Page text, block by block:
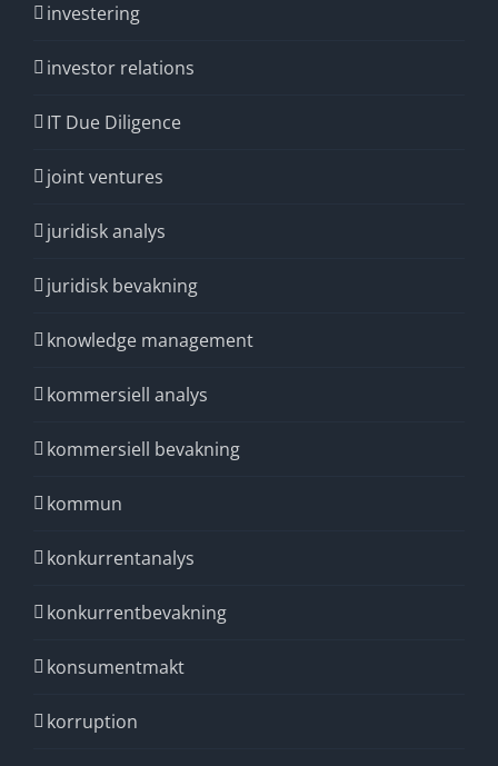
investering
investor relations
IT Due Diligence
joint ventures
juridisk analys
juridisk bevakning
knowledge management
kommersiell analys
kommersiell bevakning
kommun
konkurrentanalys
konkurrentbevakning
konsumentmakt
korruption